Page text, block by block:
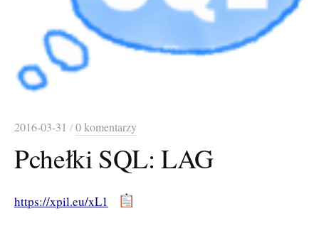
2016-03-31 /0 komentarzy
Pchełki SQL: LAG
https://xpil.eu/xL1